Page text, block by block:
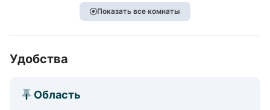
Показать все комнаты
Удобства
Область